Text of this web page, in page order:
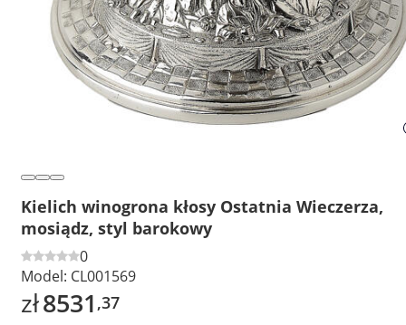
Kielich winogrona kłosy Ostatnia Wieczerza,
mosiądz, styl barokowy
0
Model: CL001569
zł8531 ,37